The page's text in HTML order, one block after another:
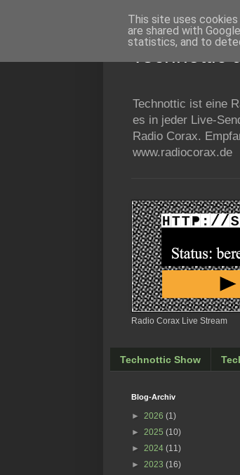
Technottic
Technottic ist eine
es in jeder Live-
Radio Corax.
www.radiocorax.de
Radio Corax Live Stream
Technottic Show
Blog-Archiv
► 2026 (1)
► 2025 (10)
► 2024 (11)
► 2023 (16)
This site uses
are shared with
statistics, and to